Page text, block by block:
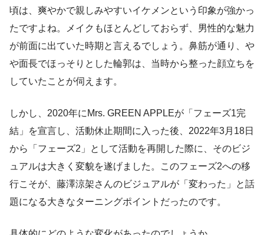
頃は、爽やかで親しみやすいイケメンという印象が強かっ
たですよね。メイクもほとんどしておらず、男性的な魅力
が前面に出ていた時期と言えるでしょう。鼻筋が通り、や
や面長でほっそりとした輪郭は、当時から整った顔立ちを
していたことが伺えます。
しかし、2020年にMrs. GREEN APPLEが「フェーズ1完
結」を宣言し、活動休止期間に入った後、2022年3月18日
から「フェーズ2」として活動を再開した際に、そのビジ
ュアルは大きく変貌を遂げました。このフェーズ2への移
行こそが、藤澤涼架さんのビジュアルが「変わった」と話
題になる大きなターニングポイントだったのです。